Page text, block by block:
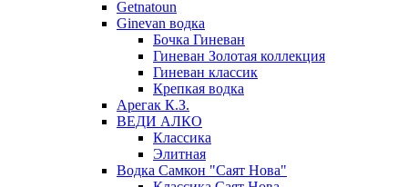
Getnatoun
Ginevan водка
Бочка Гиневан
Гиневан Золотая коллекция
Гиневан классик
Крепкая водка
Арегак К.З.
ВЕДИ АЛКО
Классика
Элитная
Водка Самкон "Саят Нова"